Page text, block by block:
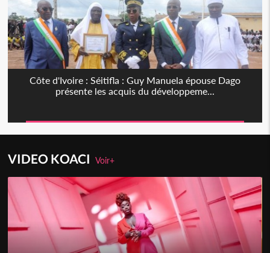
Côte d'Ivoire : Séitifla : Guy Manuela épouse Dago
présente les acquis du développeme...
VIDEO KOACIVoir+